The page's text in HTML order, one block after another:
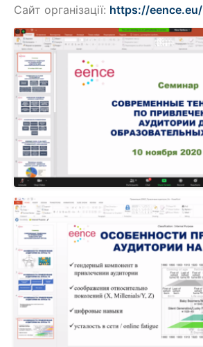
Сайт організації: https://eence.eu/